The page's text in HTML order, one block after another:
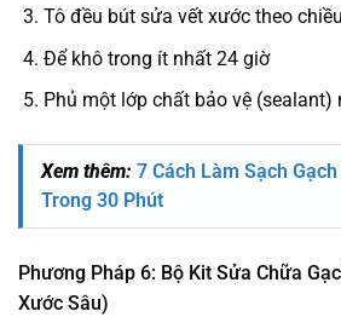
Tô đều bút sửa vết xước theo
Để khô trong ít nhất 24 giờ
Phủ một lớp chất bảo vệ (sealant)
Xem thêm: 7 Cách Làm Sạch
Trong 30 Phút
Phương Pháp 6: Bộ Kit Sửa Chữa
Xước Sâu)